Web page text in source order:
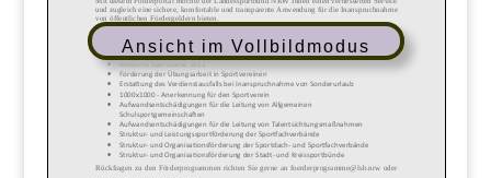
Ansicht im Vollbildmodus